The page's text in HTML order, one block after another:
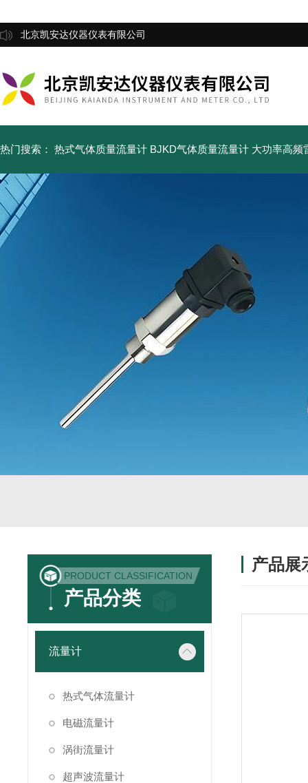
北京凯安达仪器仪表有限公司
热门搜索： 热式气体质量流量计 BJKD气体质量流量计 大功率高频
PRODUCT CLASSIFICATION
产品分类
流量计
热式气体流量计
电磁流量计
涡街流量计
超声波流量计
产品展